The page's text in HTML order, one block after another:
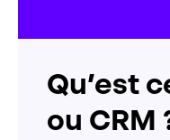
Qu’est
ou CRM